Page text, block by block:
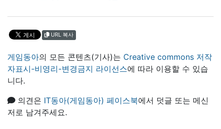
URL 복사
게임동아의 모든 콘텐츠(기사)는 Creative commons 저작
자표시-비영리-변경금지 라이선스에 따라 이용할 수 있습
니다.
의견은 IT동아(게임동아) 페이스북에서 덧글 또는 메신
저로 남겨주세요.